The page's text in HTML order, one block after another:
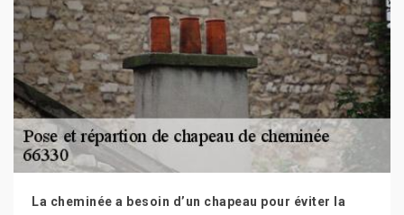
La cheminée a besoin d’un chapeau pour éviter la